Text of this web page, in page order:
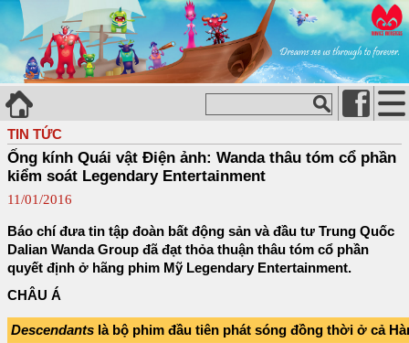
TIN TỨC
Ống kính Quái vật Điện ảnh: Wanda thâu tóm cổ phần
kiểm soát Legendary Entertainment
11/01/2016
Báo chí đưa tin tập đoàn bất động sản và đầu tư Trung Quốc
Dalian Wanda Group đã đạt thỏa thuận thâu tóm cổ phần
quyết định ở hãng phim Mỹ Legendary Entertainment.
CHÂU Á
Descendants là bộ phim đầu tiên phát sóng đồng thời ở cả